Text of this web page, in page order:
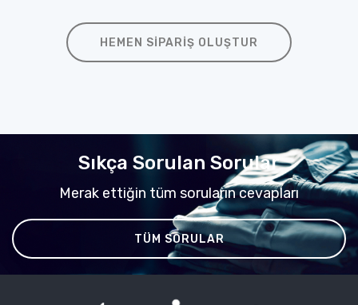
HEMEN SIPARIŞ OLUŞTUR
Sıkça Sorulan Sorular
Merak ettiğin tüm soruların cevapları
TÜM SORULAR